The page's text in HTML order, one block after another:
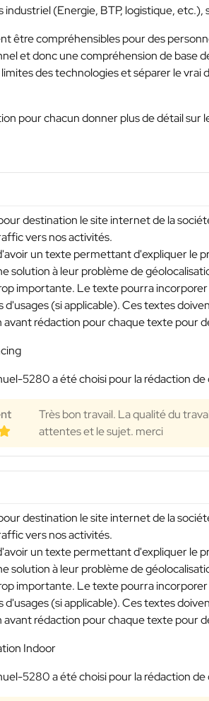
industriel (Energie, BTP, logistique,
être compréhensibles pour des
et donc une compréhension de base
des technologies et séparer le
pour chacun donner plus de détail
destination le site internet de la
vers nos activités.
un texte permettant d'expliquer le
solution à leur problème de
importante. Le texte pourra
d'usages (si applicable). Ces textes
avant rédaction pour chaque texte pour
5280 a été choisi pour la rédaction de
Très bon travail. La qualité du
attentes et le sujet. merci
destination le site internet de la
vers nos activités.
un texte permettant d'expliquer le
solution à leur problème de
importante. Le texte pourra
d'usages (si applicable). Ces textes
avant rédaction pour chaque texte pour
Indoor
5280 a été choisi pour la rédaction de